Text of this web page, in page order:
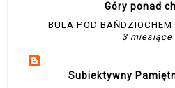
Góry ponad
BULA POD
3 miesiące
Subiektywny